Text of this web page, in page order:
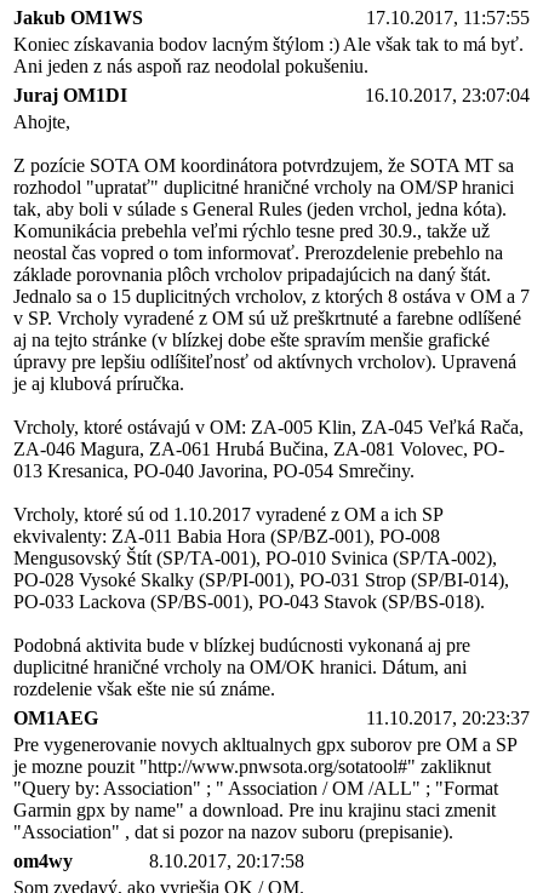
Jakub OM1WS
17.10.2017, 11:57:55
Koniec získavania bodov lacným štýlom :) Ale však tak to má byť.
Ani jeden z nás aspoň raz neodolal pokušeniu.
Juraj OM1DI
16.10.2017, 23:07:04
Ahojte,
Z pozície SOTA OM koordinátora potvrdzujem, že SOTA MT sa
rozhodol "upratať" duplicitné hraničné vrcholy na OM/SP hranici
tak, aby boli v súlade s General Rules (jeden vrchol, jedna kóta).
Komunikácia prebehla veľmi rýchlo tesne pred 30.9., takže už
neostal čas vopred o tom informovať. Prerozdelenie prebehlo na
základe porovnania plôch vrcholov pripadajúcich na daný štát.
Jednalo sa o 15 duplicitných vrcholov, z ktorých 8 ostáva v OM a 7
v SP. Vrcholy vyradené z OM sú už preškrtnuté a farebne odlíšené
aj na tejto stránke (v blízkej dobe ešte spravím menšie grafické
úpravy pre lepšiu odlíšiteľnosť od aktívnych vrcholov). Upravená
je aj klubová príručka.
Vrcholy, ktoré ostávajú v OM: ZA-005 Klin, ZA-045 Veľká Rača,
ZA-046 Magura, ZA-061 Hrubá Bučina, ZA-081 Volovec, PO-
013 Kresanica, PO-040 Javorina, PO-054 Smrečiny.
Vrcholy, ktoré sú od 1.10.2017 vyradené z OM a ich SP
ekvivalenty: ZA-011 Babia Hora (SP/BZ-001), PO-008
Mengusovský Štít (SP/TA-001), PO-010 Svinica (SP/TA-002),
PO-028 Vysoké Skalky (SP/PI-001), PO-031 Strop (SP/BI-014),
PO-033 Lackova (SP/BS-001), PO-043 Stavok (SP/BS-018).
Podobná aktivita bude v blízkej budúcnosti vykonaná aj pre
duplicitné hraničné vrcholy na OM/OK hranici. Dátum, ani
rozdelenie však ešte nie sú známe.
OM1AEG
11.10.2017, 20:23:37
Pre vygenerovanie novych akltualnych gpx suborov pre OM a SP
je mozne pouzit "http://www.pnwsota.org/sotatool#" zakliknut
"Query by: Association" ; " Association / OM /ALL" ; "Format
Garmin gpx by name" a download. Pre inu krajinu staci zmenit
"Association" , dat si pozor na nazov suboru (prepisanie).
om4wy
8.10.2017, 20:17:58
Som zvedavý, ako vyriešia OK / OM.